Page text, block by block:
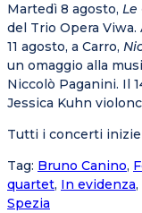
Martedì 8 agosto, Le
del Trio Opera
11 agosto, a Carro,
un omaggio alla
Niccolò Paganini. Il
Jessica Kuhn
Tutti i concerti
Tag: Bruno Canino,
quartet, In evidenza,
Spezia